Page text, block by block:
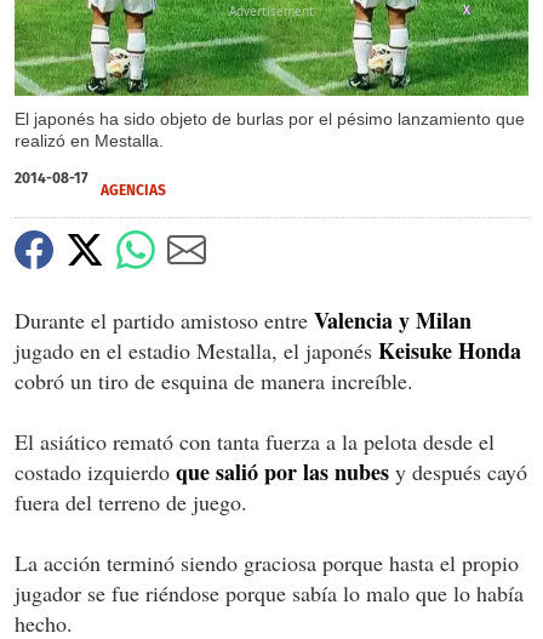
El japonés ha sido objeto de burlas por el pésimo lanzamiento que
realizó en Mestalla.
X
2014-08-17
AGENCIAS
Durante el partido amistoso entre Valencia y Milan
jugado en el estadio Mestalla, el japonés Keisuke Honda
cobró un tiro de esquina de manera increíble.
El asiático remató con tanta fuerza a la pelota desde el
costado izquierdo que salió por las nubes y después cayó
fuera del terreno de juego.
La acción terminó siendo graciosa porque hasta el propio
jugador se fue riéndose porque sabía lo malo que lo había
hecho.